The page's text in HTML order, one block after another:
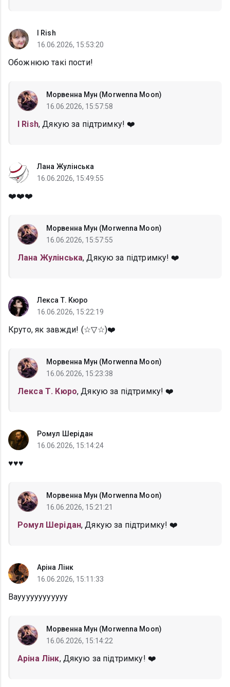
I Rish
16.06.2026, 15:53:20
Обожнюю такі пости!
Морвенна Мун (Morwenna Moon)
16.06.2026, 15:57:58
I Rish, Дякую за підтримку! ❤️
Лана Жулінська
16.06.2026, 15:49:55
❤️❤️❤️
Морвенна Мун (Morwenna Moon)
16.06.2026, 15:57:55
Лана Жулінська, Дякую за підтримку! ❤️
Лекса Т. Кюро
16.06.2026, 15:22:19
Круто, як завжди! (⁠☆⁠▽⁠☆⁠)❤️
Морвенна Мун (Morwenna Moon)
16.06.2026, 15:23:38
Лекса Т. Кюро, Дякую за підтримку! ❤️
Ромул Шерідан
16.06.2026, 15:14:24
♥️♥️♥️
Морвенна Мун (Morwenna Moon)
16.06.2026, 15:21:21
Ромул Шерідан, Дякую за підтримку! ❤️
Аріна Лінк
16.06.2026, 15:11:33
Вауууууууууууу
Морвенна Мун (Morwenna Moon)
16.06.2026, 15:14:22
Аріна Лінк, Дякую за підтримку! ❤️